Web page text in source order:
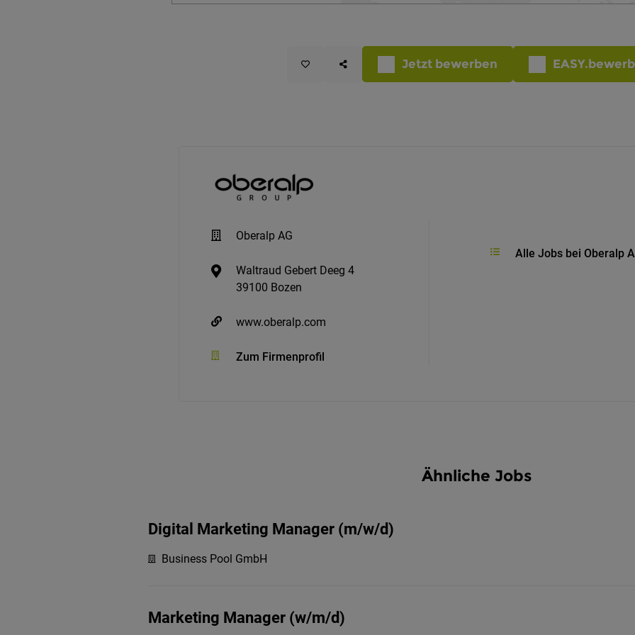
Jetzt bewerben
Oberalp AG
Waltraud Gebert Deeg 4
39100 Bozen
www.oberalp.com
Zum Firmenprofil
Alle Jobs bei Oberalp
Ähnliche Jobs
Digital Marketing Manager (m/w/d)
Business Pool GmbH
Marketing Manager (w/m/d)